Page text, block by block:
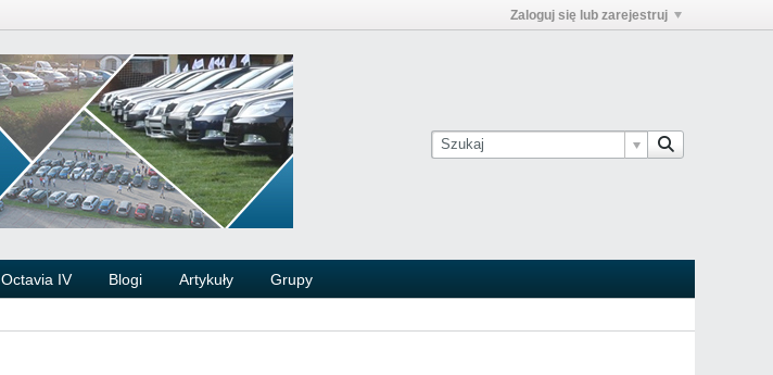
Zaloguj się lub zarejestruj
Octavia IV Blogi Artykuły Grupy